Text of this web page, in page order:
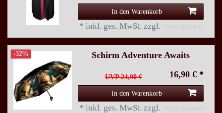
In den Warenkorb
* inkl. ges. MwSt. zzgl.
-32% Schirm Adventure Awaits
UVP 24,90 € 16,90 € *
In den Warenkorb
* inkl. ges. MwSt. zzgl.